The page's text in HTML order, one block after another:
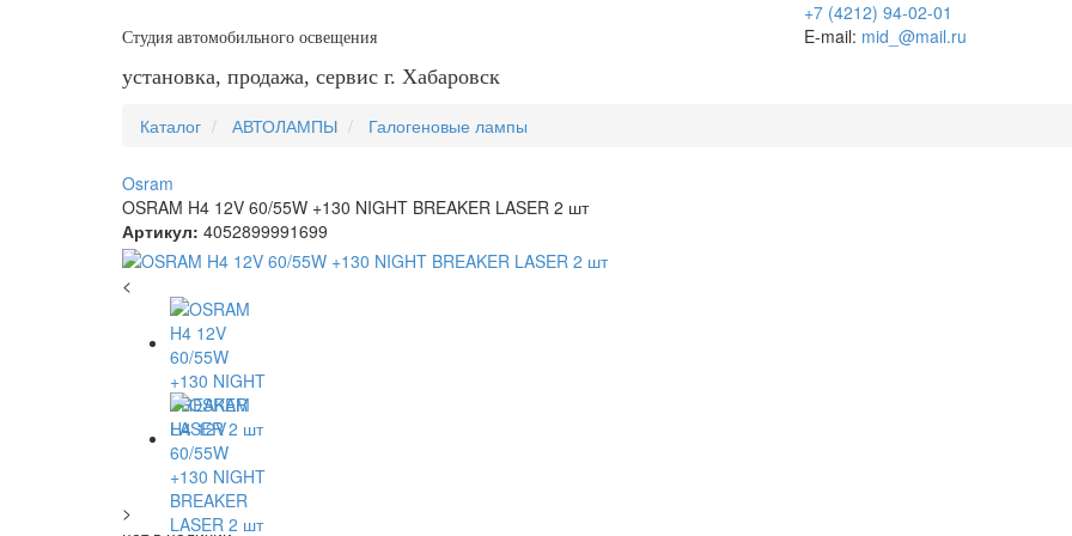
Студия автомобильного освещения
установка, продажа, сервис г. Хабаровск
+7 (4212) 94-02-01
E-mail: mid_@mail.ru
Каталог АВТОЛАМПЫ Галогеновые лампы
Osram
OSRAM H4 12V 60/55W +130 NIGHT BREAKER LASER 2 шт
Артикул: 4052899991699
<
>